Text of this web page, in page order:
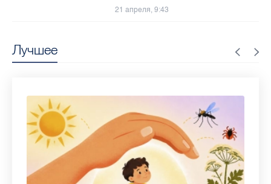
Лучшее
21 апреля, 9:43